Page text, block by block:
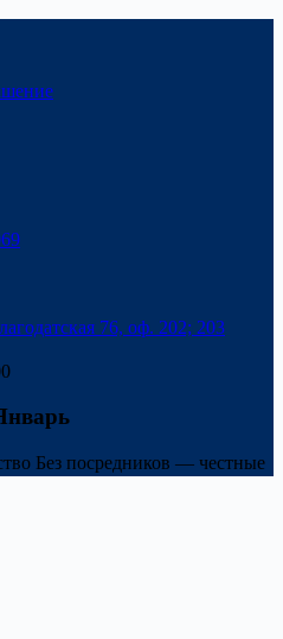
76, оф. 202; 203
Без посредников — честные